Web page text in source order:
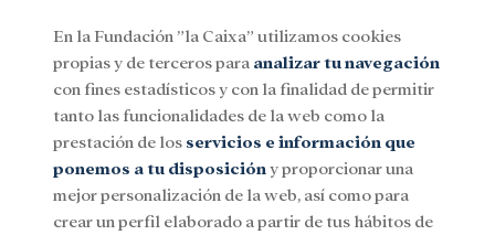
Menu
SocialInvestigación y becasCultura
En la Fundación ”la Caixa” utilizamos cookies
propias y de terceros para analizar tu navegación
con fines estadísticos y con la finalidad de permitir
tanto las funcionalidades de la web como la
prestación de los servicios e información que
ponemos a tu disposición y proporcionar una
mejor personalización de la web, así como para
crear un perfil elaborado a partir de tus hábitos de